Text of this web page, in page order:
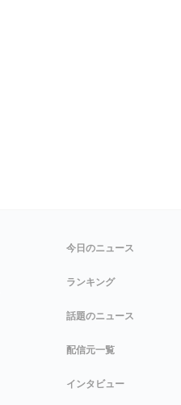
今日のニュース
ランキング
話題のニュース
配信元一覧
インタビュー